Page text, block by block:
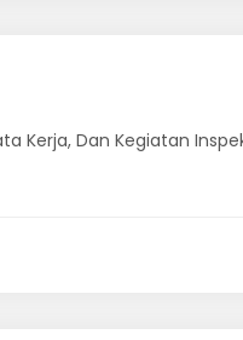
Kerja, Dan Kegiatan